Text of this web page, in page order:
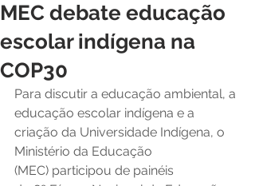
MEC debate educação
escolar indígena na
COP30
Para discutir a educação ambiental, a
educação escolar indígena e a
criação da Universidade Indígena, o
Ministério da Educação
(MEC) participou de painéis